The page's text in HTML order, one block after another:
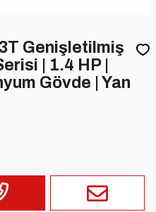
Genişletilmiş
| 1.4 HP |
Gövde | Yan